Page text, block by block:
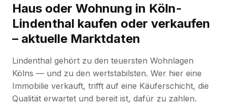
Haus oder Wohnung in Köln-
Lindenthal kaufen oder verkaufen
– aktuelle Marktdaten
Lindenthal gehört zu den teuersten Wohnlagen
Kölns — und zu den wertstabilsten. Wer hier eine
Immobilie verkauft, trifft auf eine Käuferschicht, die
Qualität erwartet und bereit ist, dafür zu zahlen.